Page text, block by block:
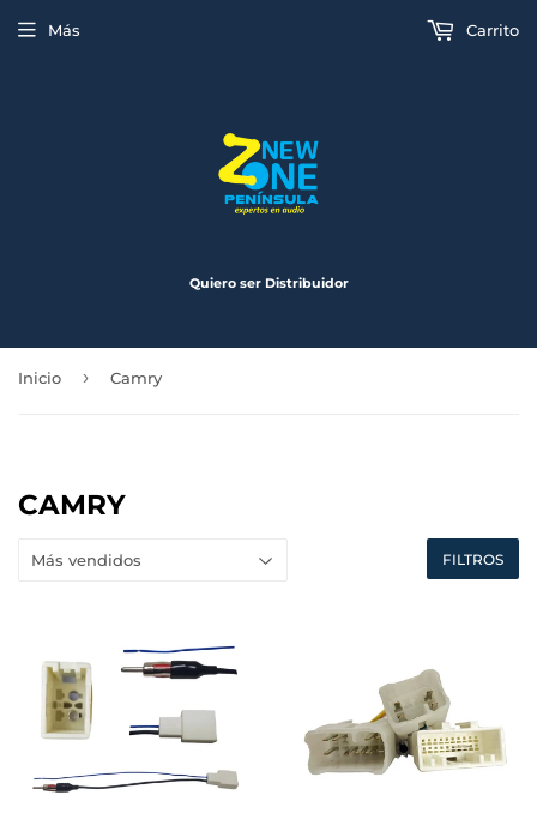
Quiero ser Distribuidor
Más Carrito
Inicio › Camry
CAMRY
FILTROS